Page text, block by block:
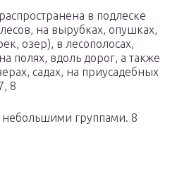
в подлеске
на вырубках, опушках,
озер), в лесополосах,
полях, вдоль дорог, а также
садах, на приусадебных
8
небольшими группами. 8